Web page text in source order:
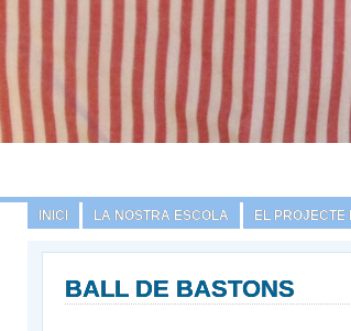
INICI LA NOSTRA ESCOLA EL PROJECTE
BALL DE BASTONS